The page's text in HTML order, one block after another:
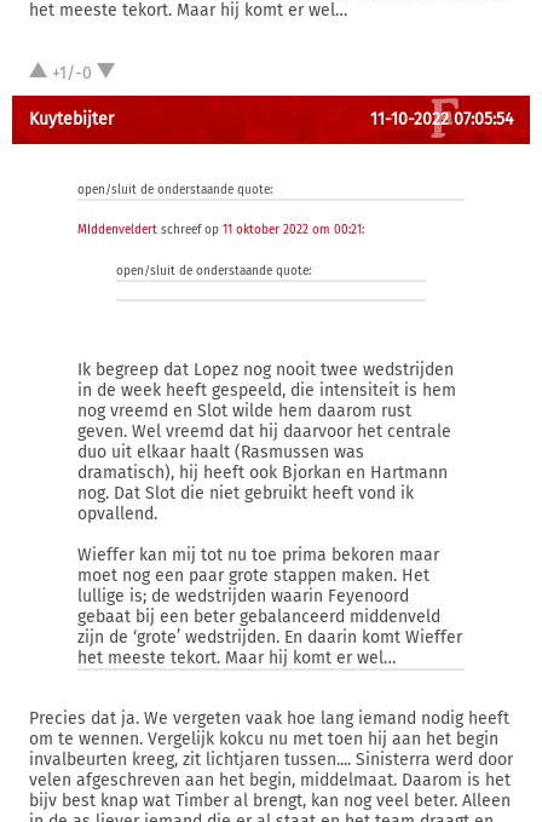
het meeste tekort. Maar hij komt er wel…
+1/-0
Kuytebijter 11-10-2022 07:05:54
open/sluit de onderstaande quote:
MIddenveldert schreef op 11 oktober 2022 om 00:21:
open/sluit de onderstaande quote:
Ik begreep dat Lopez nog nooit twee wedstrijden
in de week heeft gespeeld, die intensiteit is hem
nog vreemd en Slot wilde hem daarom rust
geven. Wel vreemd dat hij daarvoor het centrale
duo uit elkaar haalt (Rasmussen was
dramatisch), hij heeft ook Bjorkan en Hartmann
nog. Dat Slot die niet gebruikt heeft vond ik
opvallend.
Wieffer kan mij tot nu toe prima bekoren maar
moet nog een paar grote stappen maken. Het
lullige is; de wedstrijden waarin Feyenoord
gebaat bij een beter gebalanceerd middenveld
zijn de ‘grote’ wedstrijden. En daarin komt Wieffer
het meeste tekort. Maar hij komt er wel…
Precies dat ja. We vergeten vaak hoe lang iemand nodig heeft
om te wennen. Vergelijk kokcu nu met toen hij aan het begin
invalbeurten kreeg, zit lichtjaren tussen.... Sinisterra werd door
velen afgeschreven aan het begin, middelmaat. Daarom is het
bijv best knap wat Timber al brengt, kan nog veel beter. Alleen